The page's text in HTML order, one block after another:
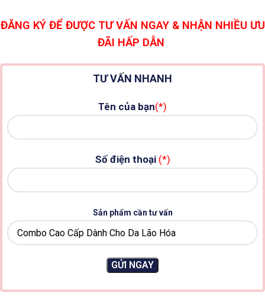
ĐĂNG KÝ ĐỂ ĐƯỢC TƯ VẤN NGAY & NHẬN NHIỀU ƯU
ĐÃI HẤP DẪN
TƯ VẤN NHANH
Tên của bạn(*)
Số điện thoại (*)
Sản phẩm cần tư vấn